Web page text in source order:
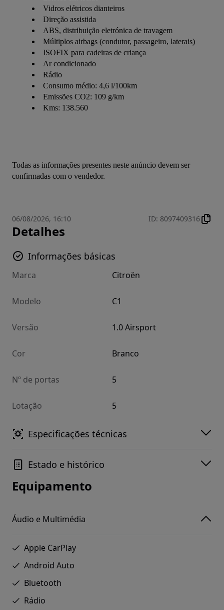
Vidros elétricos dianteiros
Direção assistida
ABS, distribuição eletrónica de travagem
Múltiplos airbags (condutor, passageiro, laterais)
ISOFIX para cadeiras de criança
Ar condicionado
Rádio
Consumo médio: 4,6 l/100km
Emissões CO2: 109 g/km
Kms: 138.560
Todas as informações presentes neste anúncio devem ser
confirmadas com o vendedor.
06/08/2026, 16:10 ID: 8097409316
Detalhes
Informações básicas
Marca Citroën
Modelo C1
Versão 1.0 Airsport
Cor Branco
Nº de portas 5
Lotação 5
Especificações técnicas
Estado e histórico
Equipamento
Áudio e Multimédia
Apple CarPlay
Android Auto
Bluetooth
Rádio